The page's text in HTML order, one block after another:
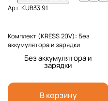
Арт.KUB33.91
Комплект (KRESS 20V): Без
аккумулятора и зарядки
Без аккумулятора и
зарядки
В корзину